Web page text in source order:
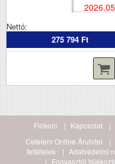
Nettó:
275 794 Ft
Fiókom Kapcsolat
Cetelem Online Áruhitel
feltételek
Adatvédelmi
Fogyasztói